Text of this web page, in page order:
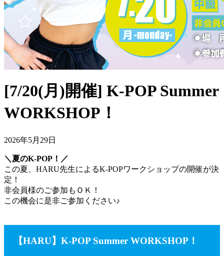
[7/20(月)開催] K-POP Summer
WORKSHOP！
2026年5月29日
＼夏のK-POP！／
この夏、HARU先生によるK-POPワークショップの開催が決
定！
非会員様のご参加もＯＫ！
この機会に是非ご参加ください♪
【HARU】K-POP Summer WORKSHOP！